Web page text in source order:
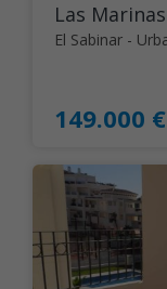
Las Marinas
149.000 €